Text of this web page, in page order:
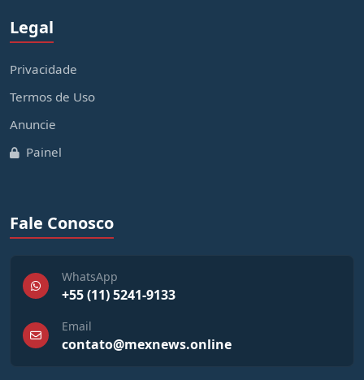
Legal
Privacidade
Termos de Uso
Anuncie
Painel
Fale Conosco
WhatsApp
+55 (11) 5241-9133
Email
contato@mexnews.online